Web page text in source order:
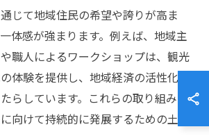
じて地域住民の希望や誇りが高ま
体感が強まります。例えば、地域主
職人によるワークショップは、観光
体験を提供し、地域経済の活性化に
らしています。これらの取り組み
向けて持続的に発展するための土台